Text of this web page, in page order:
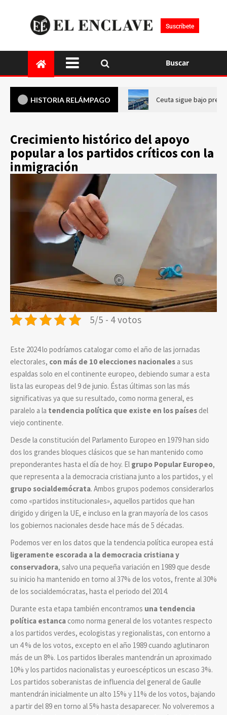
Suscríbete
Buscar
HISTORIA RELÁMPAGO Ceuta sigue bajo
Crecimiento histórico del apoyo
popular a los partidos críticos con la
inmigración
5/5 - 4 votos
Este 2024 lo podríamos catalogar como el año de las jornadas
electorales, con más de 10 elecciones nacionales a sus
espaldas solo en el continente europeo, debiendo sumar a esta
lista las europeas del 9 de junio. Éstas últimas son las más
significativas ya que su resultado, como norma general, es
paralelo a la tendencia política que existe en los paísesdel
viejo continente.
Desde la constitución del Parlamento Europeo en 1979 han sido
dos los grandes bloques clásicos que se han mantenido como
preponderantes hasta el día de hoy. El grupo Popular Europeo,
que representa a la democracia cristiana junto a los partidos, y el
grupo socialdemócrata. Ambos grupos podemos considerarlos
como «partidos institucionales», aquellos partidos que han
dirigido y dirigen la UE, e incluso en la gran mayoría de los casos
los gobiernos nacionales desde hace más de 5 décadas.
Podemos ver en los datos que la tendencia política europea está
ligeramente escorada a la democracia cristiana y
conservadora, salvo una pequeña variación en 1989 que desde
su inicio ha mantenido en torno al 37% de los votos, frente al 30%
de los socialdemócratas, hasta el periodo del 2014.
Durante esta etapa también encontramos una tendencia
política estancacomo norma general de los votantes respecto
a los partidos verdes, ecologistas y regionalistas, con entorno a
un 4 % de los votos, excepto en el año 1989 cuando aglutinaron
más de un 8%. Los partidos liberales mantendrán un aproximado
10% y los partidos nacionalistas y euroescépticos un escaso 3%.
Los partidos soberanistas de influencia del general de Gaulle
mantendrán inicialmente un alto 15% y 11% de los votos, bajando
a partir del 89 en torno al 5% hasta desaparecer. No volveremos a